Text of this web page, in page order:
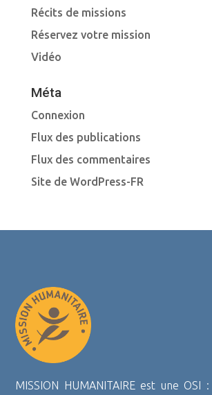
Récits de missions
Réservez votre mission
Vidéo
Méta
Connexion
Flux des publications
Flux des commentaires
Site de WordPress-FR
MISSION HUMANITAIRE est une OSI